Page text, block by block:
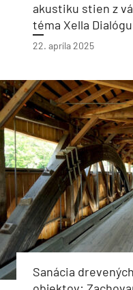
akustiku stien z
téma Xella
22. apríla 2025
Sanácia